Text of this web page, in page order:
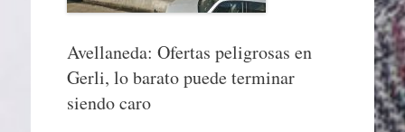
Avellaneda: Ofertas peligrosas en
Gerli, lo barato puede terminar
siendo caro